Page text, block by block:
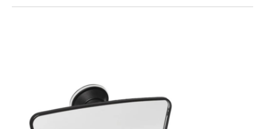
der
Produktseite